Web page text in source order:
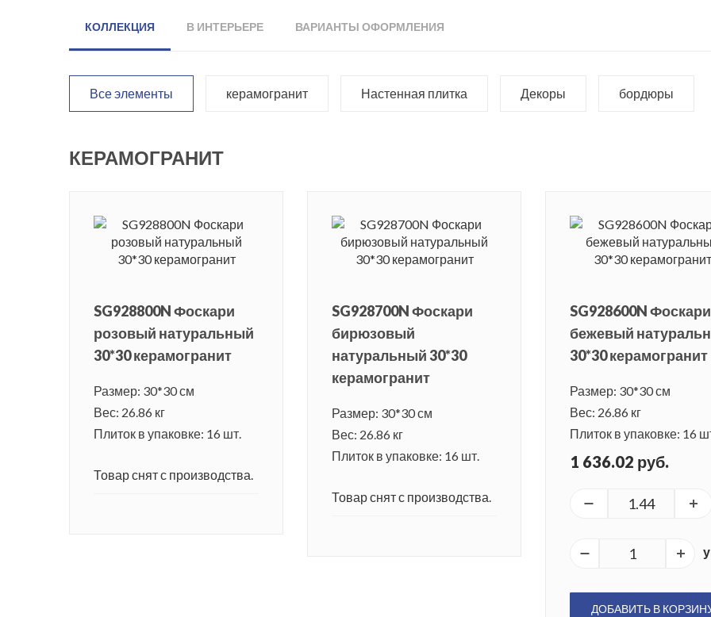
КОЛЛЕКЦИЯ В ИНТЕРЬЕРЕ ВАРИАНТЫ ОФОРМЛЕНИЯ
Все элементы керамогранит Настенная плитка Декоры бордюры
КЕРАМОГРАНИТ
SG928800N Фоскари
розовый натуральный
30*30 керамогранит
Размер: 30*30 см
Вес: 26.86 кг
Плиток в упаковке: 16 шт.
Товар снят с производства.
SG928700N Фоскари
бирюзовый
натуральный 30*30
керамогранит
Размер: 30*30 см
Вес: 26.86 кг
Плиток в упаковке: 16 шт.
Товар снят с производства.
SG928600N Фоскари
бежевый
30*30 керамогранит
Размер: 30*30 см
Вес: 26.86 кг
Плиток в упаковке: 16
1 636.02 руб.
ДОБАВИТЬ В